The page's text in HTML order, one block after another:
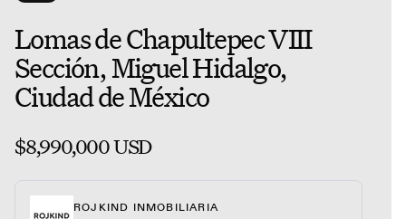
Lomas de Chapultepec VIII
Sección, Miguel Hidalgo,
Ciudad de México
$8,990,000 USD
ROJKIND INMOBILIARIA